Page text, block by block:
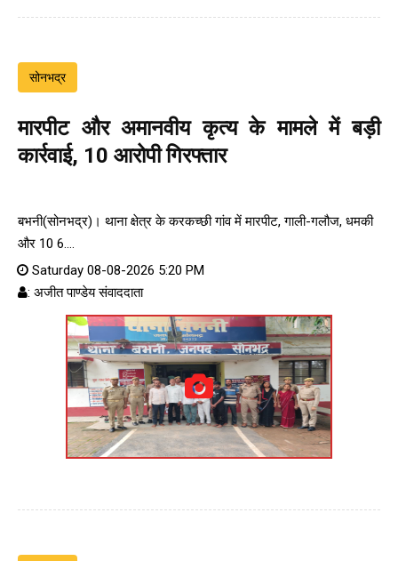
सोनभद्र
मारपीट और अमानवीय कृत्य के मामले में बड़ी
कार्रवाई, 10 आरोपी गिरफ्तार
बभनी(सोनभद्र)। थाना क्षेत्र के करकच्छी गांव में मारपीट, गाली-गलौज, धमकी
और 10 6....
Saturday 08-08-2026 5:20 PM
: अजीत पाण्डेय संवाददाता